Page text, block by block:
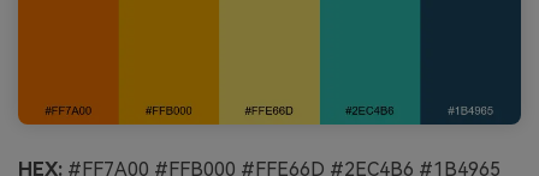
HEX: #FF7A00 #FFB000 #FFE66D #2EC4B6 #1B4965